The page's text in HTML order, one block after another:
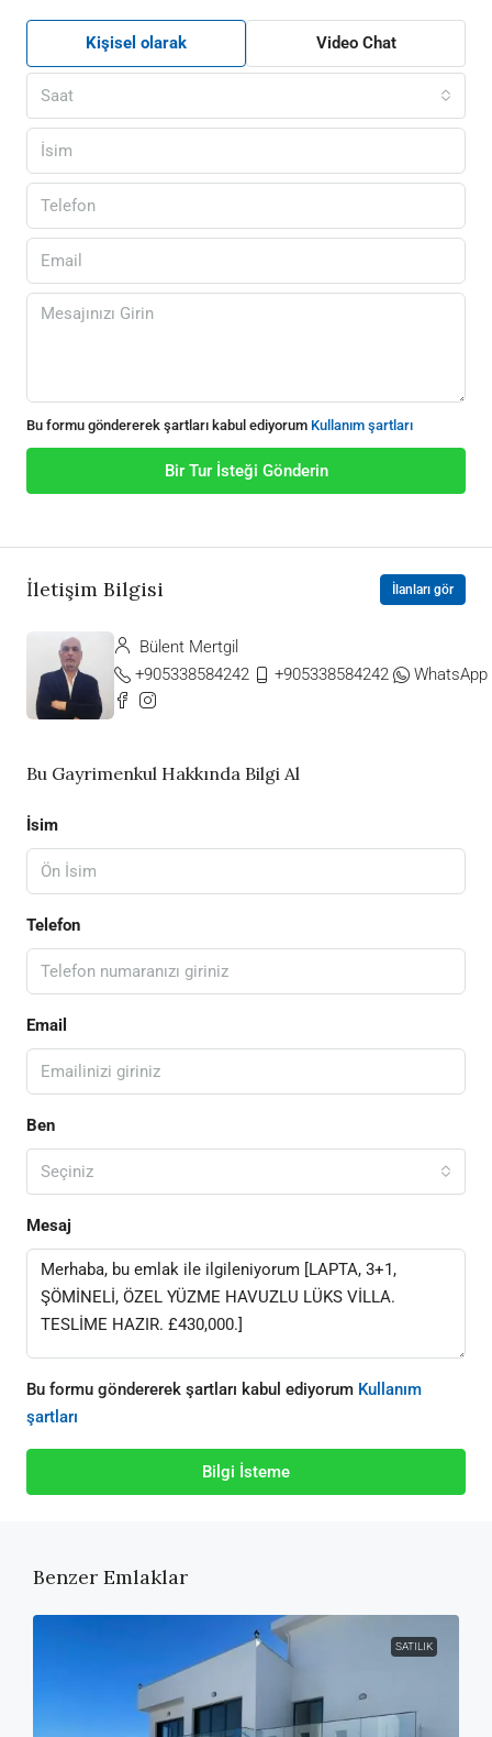
Kişisel olarak Video Chat
Saat
Bu formu göndererek şartları kabul ediyorum Kullanım şartları
Bir Tur İsteği Gönderin
İletişim Bilgisi İlanları gör
Bülent Mertgil
+905338584242
+905338584242 WhatsApp
Bu Gayrimenkul Hakkında Bilgi Al
İsim
Telefon
Email
Ben
Seçiniz
Mesaj
Bu formu göndererek şartları kabul ediyorum Kullanım
şartları
Bilgi İsteme
Benzer Emlaklar
SATILIK